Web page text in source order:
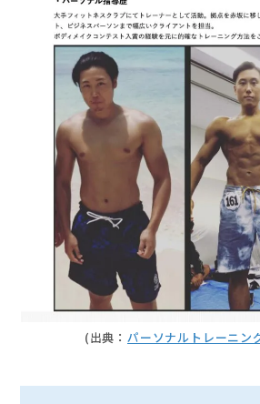
(出典： パーソナルトレーニ